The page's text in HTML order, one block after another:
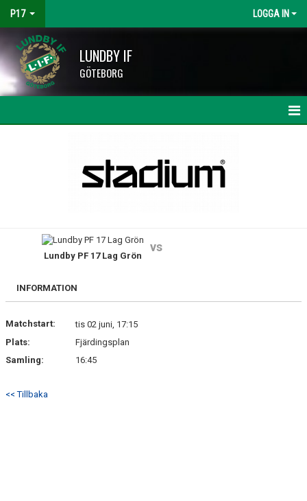
P17 LOGGA IN
LUNDBY IF
GÖTEBORG
TRUPPEN
BILDGALLERI
KONTAKT
Lundby PF 17 Lag Grön
vs
INFORMATION
Matchstart:
tis 02 juni, 17:15
Plats:
Fjärdingsplan
Samling:
16:45
<< Tillbaka